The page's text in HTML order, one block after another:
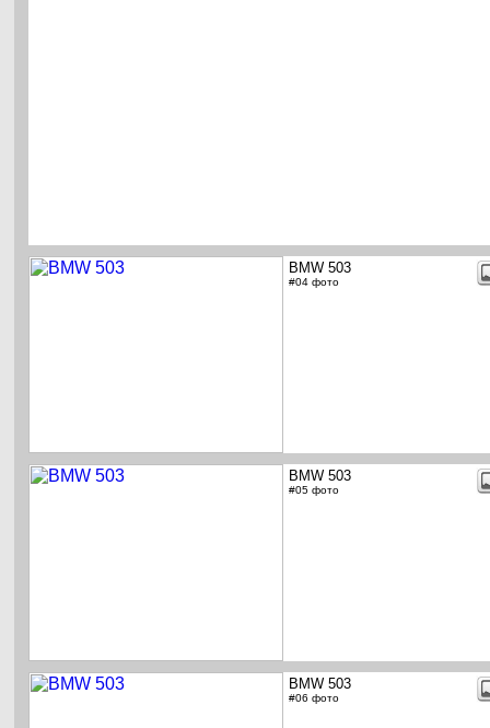
BMW 503
#04 фото
BMW 503
#05 фото
BMW 503
#06 фото